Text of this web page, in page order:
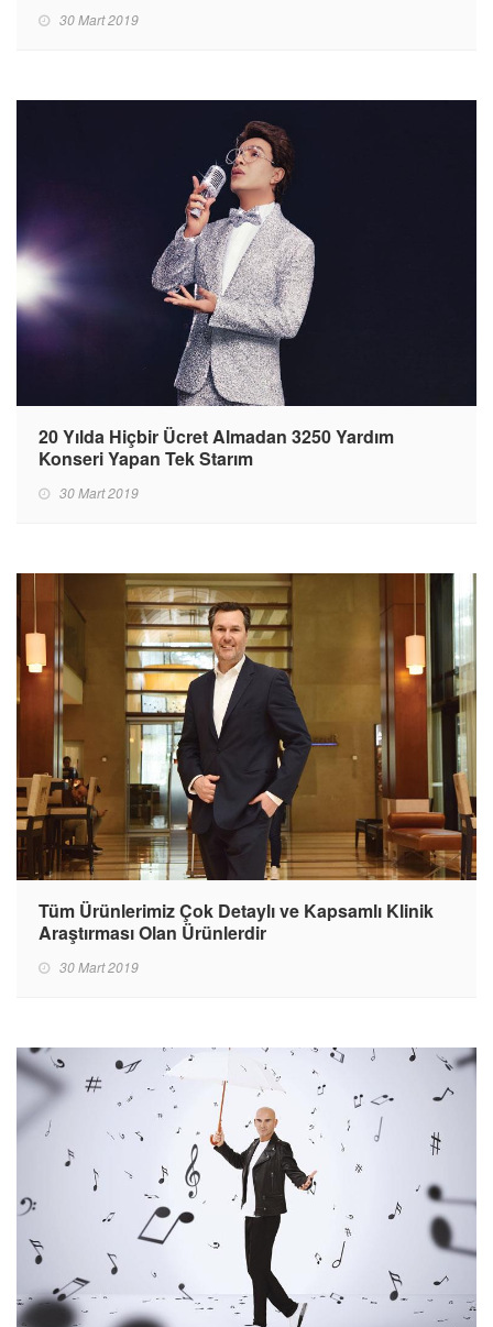
30 Mart 2019
20 Yılda Hiçbir Ücret Almadan 3250 Yardım
Konseri Yapan Tek Starım
30 Mart 2019
Tüm Ürünlerimiz Çok Detaylı ve Kapsamlı Klinik
Araştırması Olan Ürünlerdir
30 Mart 2019